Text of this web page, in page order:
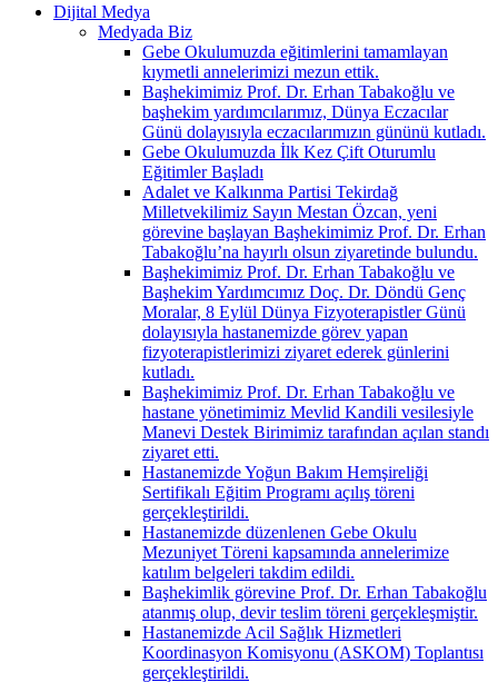
Dijital Medya
Medyada Biz
Gebe Okulumuzda eğitimlerini tamamlayan
kıymetli annelerimizi mezun ettik.
Başhekimimiz Prof. Dr. Erhan Tabakoğlu ve
başhekim yardımcılarımız, Dünya Eczacılar
Günü dolayısıyla eczacılarımızın gününü kutladı.
Gebe Okulumuzda İlk Kez Çift Oturumlu
Eğitimler Başladı
Adalet ve Kalkınma Partisi Tekirdağ
Milletvekilimiz Sayın Mestan Özcan, yeni
görevine başlayan Başhekimimiz Prof. Dr. Erhan
Tabakoğlu’na hayırlı olsun ziyaretinde bulundu.
Başhekimimiz Prof. Dr. Erhan Tabakoğlu ve
Başhekim Yardımcımız Doç. Dr. Döndü Genç
Moralar, 8 Eylül Dünya Fizyoterapistler Günü
dolayısıyla hastanemizde görev yapan
fizyoterapistlerimizi ziyaret ederek günlerini
kutladı.
Başhekimimiz Prof. Dr. Erhan Tabakoğlu ve
hastane yönetimimiz Mevlid Kandili vesilesiyle
Manevi Destek Birimimiz tarafından açılan standı
ziyaret etti.
Hastanemizde Yoğun Bakım Hemşireliği
Sertifikalı Eğitim Programı açılış töreni
gerçekleştirildi.
Hastanemizde düzenlenen Gebe Okulu
Mezuniyet Töreni kapsamında annelerimize
katılım belgeleri takdim edildi.
Başhekimlik görevine Prof. Dr. Erhan Tabakoğlu
atanmış olup, devir teslim töreni gerçekleşmiştir.
Hastanemizde Acil Sağlık Hizmetleri
Koordinasyon Komisyonu (ASKOM) Toplantısı
gerçekleştirildi.